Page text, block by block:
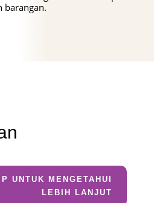
barangan.
UNTUK MENGETAHUI
LEBIH LANJUT